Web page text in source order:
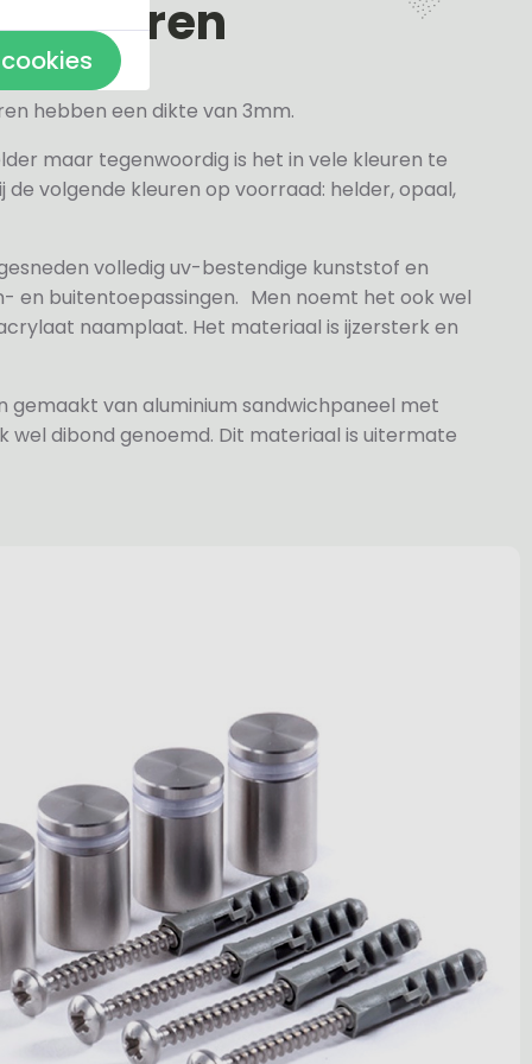
kleuren
hebben een dikte van 3mm.
maar tegenwoordig is het in vele kleuren te
de volgende kleuren op voorraad: helder, opaal,
volledig uv-bestendige kunststof en
en buitentoepassingen. Men noemt het ook wel
naamplaat. Het materiaal is ijzersterk en
gemaakt van aluminium sandwichpaneel met
wel dibond genoemd. Dit materiaal is uitermate